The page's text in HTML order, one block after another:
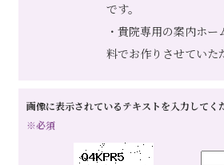
です。
・貴院専用の案内ホ
料でお作りさせていた
画像に表示されているテキストを入力してく
※必須